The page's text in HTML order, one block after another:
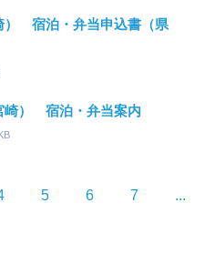
） 宿泊・弁当申込書（県
） 宿泊・弁当案内
5 6 7 ...